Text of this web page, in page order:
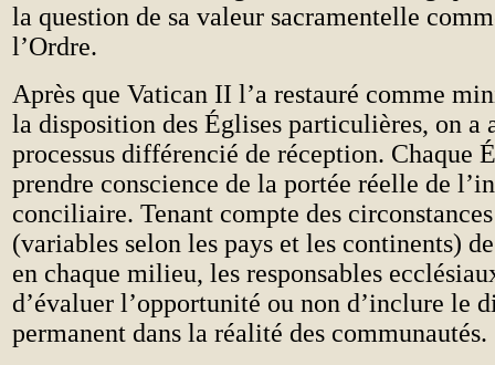
la question de sa valeur sacramentelle
l’Ordre.
Après que Vatican II l’a restauré comme
la disposition des Églises particulières, on a
processus différencié de réception. Chaque
prendre conscience de la portée réelle de
conciliaire. Tenant compte des
(variables selon les pays et les continents)
en chaque milieu, les responsables
d’évaluer l’opportunité ou non d’inclure le
permanent dans la réalité des communautés.